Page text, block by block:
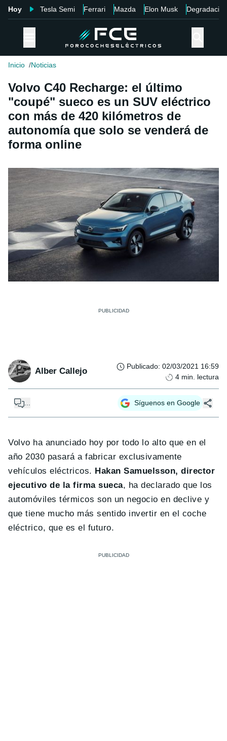
Hoy Tesla Semi Ferrari Mazda Elon Musk Degradación
Inicio Noticias
Volvo C40 Recharge: el último
"coupé" sueco es un SUV eléctrico
con más de 420 kilómetros de
autonomía que solo se venderá de
forma online
Alber Callejo Publicado: 02/03/2021 16:59
4 min. lectura
Síguenos en Google
Volvo ha anunciado hoy por todo lo alto que en el
año 2030 pasará a fabricar exclusivamente
vehículos eléctricos. Hakan Samuelsson, director
ejecutivo de la firma sueca, ha declarado que los
automóviles térmicos son un negocio en declive y
que tiene mucho más sentido invertir en el coche
eléctrico, que es el futuro.